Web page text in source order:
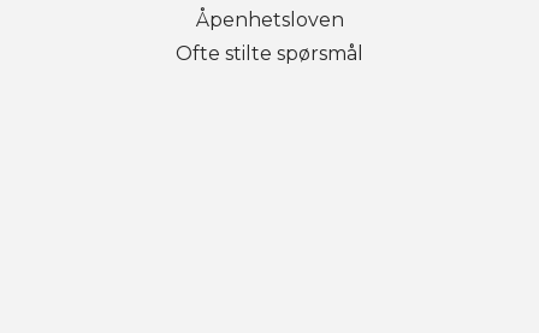
Åpenhetsloven
Ofte stilte spørsmål